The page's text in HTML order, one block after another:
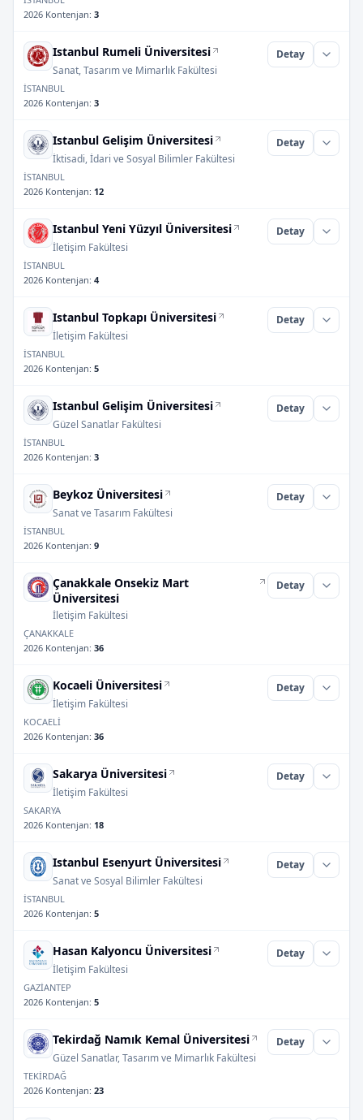
2026 Kontenjan: 3
Istanbul Rumeli Üniversitesi
Sanat, Tasarım ve Mimarlık Fakültesi
Detay
İSTANBUL
2026 Kontenjan: 3
Istanbul Gelişim Üniversitesi
İktisadi, İdari ve Sosyal Bilimler Fakültesi
Detay
İSTANBUL
2026 Kontenjan: 12
Istanbul Yeni Yüzyıl Üniversitesi
İletişim Fakültesi
Detay
İSTANBUL
2026 Kontenjan: 4
Istanbul Topkapı Üniversitesi
İletişim Fakültesi
Detay
İSTANBUL
2026 Kontenjan: 5
Istanbul Gelişim Üniversitesi
Güzel Sanatlar Fakültesi
Detay
İSTANBUL
2026 Kontenjan: 3
Beykoz Üniversitesi
Sanat ve Tasarım Fakültesi
Detay
İSTANBUL
2026 Kontenjan: 9
Çanakkale Onsekiz Mart
Üniversitesi
İletişim Fakültesi
Detay
ÇANAKKALE
2026 Kontenjan: 36
Kocaeli Üniversitesi
İletişim Fakültesi
Detay
KOCAELİ
2026 Kontenjan: 36
Sakarya Üniversitesi
İletişim Fakültesi
Detay
SAKARYA
2026 Kontenjan: 18
Istanbul Esenyurt Üniversitesi
Sanat ve Sosyal Bilimler Fakültesi
Detay
İSTANBUL
2026 Kontenjan: 5
Hasan Kalyoncu Üniversitesi
İletişim Fakültesi
Detay
GAZİANTEP
2026 Kontenjan: 5
Tekirdağ Namık Kemal Üniversitesi
Güzel Sanatlar, Tasarım ve Mimarlık Fakültesi
Detay
TEKİRDAĞ
2026 Kontenjan: 23